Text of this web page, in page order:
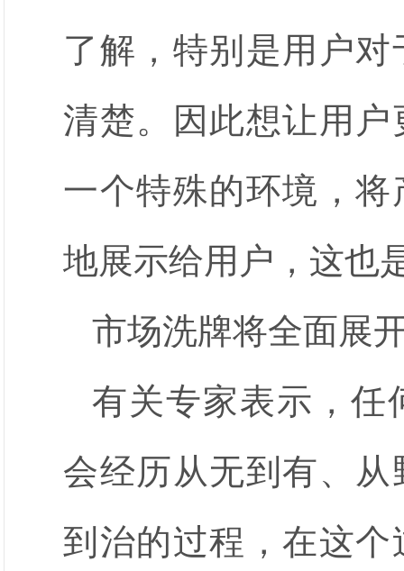
了解，特别是用户
清楚。因此想让用
一个特殊的环境，
地展示给用户，这也
市场洗牌将全面展
有关专家表示，任
会经历从无到有、
到治的过程，在这